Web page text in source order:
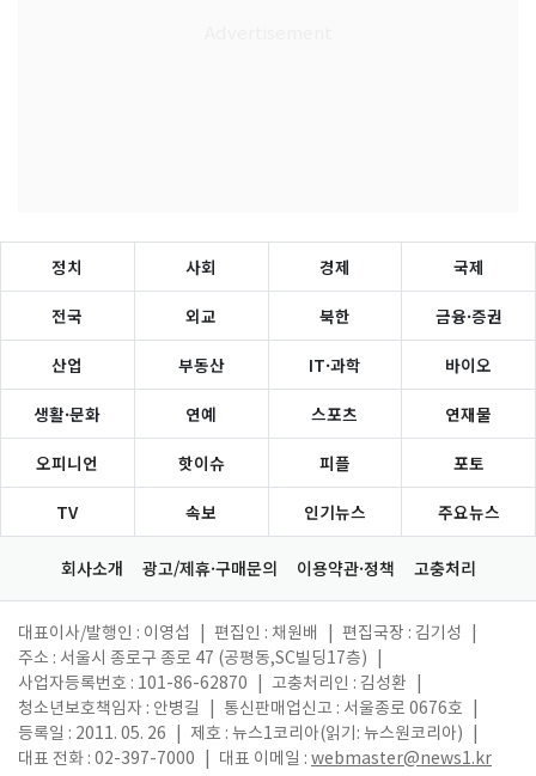
정치 사회 경제 국제
전국 외교 북한 금융·증권
산업 부동산 IT·과학 바이오
생활·문화 연예 스포츠 연재물
오피니언 핫이슈 피플 포토
TV 속보 인기뉴스 주요뉴스
회사소개 광고/제휴·구매문의 이용약관·정책 고충처리
대표이사/발행인 : 이영섭 편집인 : 채원배 편집국장 : 김기성
주소 : 서울시 종로구 종로 47 (공평동,SC빌딩17층)
사업자등록번호 : 101-86-62870
고충처리인 : 김성환
청소년보호책임자 : 안병길
통신판매업신고 : 서울종로 0676호
등록일 : 2011. 05. 26
제호 : 뉴스1코리아(읽기: 뉴스원코리아)
대표 전화 : 02-397-7000
대표 이메일 : webmaster@news1.kr